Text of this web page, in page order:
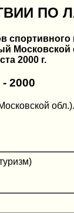
ПО
спортивного
Московской
2000 г.
2000
обл.).